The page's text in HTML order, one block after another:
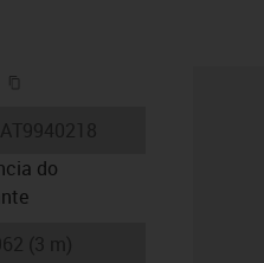
icon-lieferzeit
do